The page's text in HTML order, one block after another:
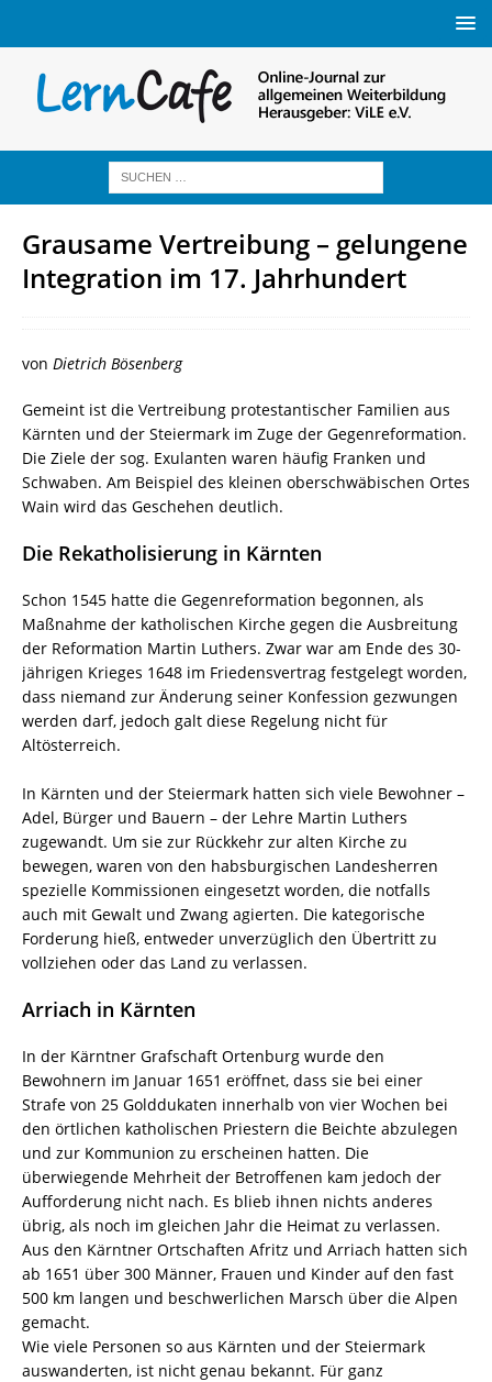
Grausame Vertreibung – gelungene
Integration im 17. Jahrhundert
von Dietrich Bösenberg
Gemeint ist die Vertreibung protestantischer Familien aus
Kärnten und der Steiermark im Zuge der Gegenreformation.
Die Ziele der sog. Exulanten waren häufig Franken und
Schwaben. Am Beispiel des kleinen oberschwäbischen Ortes
Wain wird das Geschehen deutlich.
Die Rekatholisierung in Kärnten
Schon 1545 hatte die Gegenreformation begonnen, als
Maßnahme der katholischen Kirche gegen die Ausbreitung
der Reformation Martin Luthers. Zwar war am Ende des 30-
jährigen Krieges 1648 im Friedensvertrag festgelegt worden,
dass niemand zur Änderung seiner Konfession gezwungen
werden darf, jedoch galt diese Regelung nicht für
Altösterreich.
In Kärnten und der Steiermark hatten sich viele Bewohner –
Adel, Bürger und Bauern – der Lehre Martin Luthers
zugewandt. Um sie zur Rückkehr zur alten Kirche zu
bewegen, waren von den habsburgischen Landesherren
spezielle Kommissionen eingesetzt worden, die notfalls
auch mit Gewalt und Zwang agierten. Die kategorische
Forderung hieß, entweder unverzüglich den Übertritt zu
vollziehen oder das Land zu verlassen.
Arriach in Kärnten
In der Kärntner Grafschaft Ortenburg wurde den
Bewohnern im Januar 1651 eröffnet, dass sie bei einer
Strafe von 25 Golddukaten innerhalb von vier Wochen bei
den örtlichen katholischen Priestern die Beichte abzulegen
und zur Kommunion zu erscheinen hatten. Die
überwiegende Mehrheit der Betroffenen kam jedoch der
Aufforderung nicht nach. Es blieb ihnen nichts anderes
übrig, als noch im gleichen Jahr die Heimat zu verlassen.
Aus den Kärntner Ortschaften Afritz und Arriach hatten sich
ab 1651 über 300 Männer, Frauen und Kinder auf den fast
500 km langen und beschwerlichen Marsch über die Alpen
gemacht.
Wie viele Personen so aus Kärnten und der Steiermark
auswanderten, ist nicht genau bekannt. Für ganz